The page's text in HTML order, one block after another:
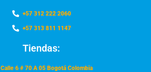
+57 312 222 2060
+57 313 811 1147
Tiendas:
Calle 6 # 70 A 05 Bogotá Colombia